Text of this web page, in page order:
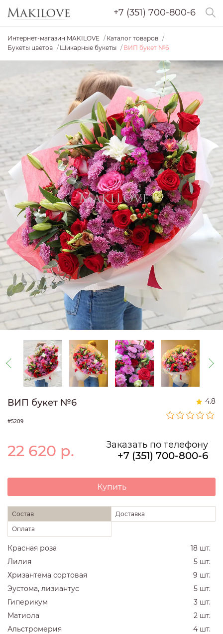
+7 (351) 700-800-6
Интернет-магазин MAKILOVE
Каталог товаров
Букеты цветов
Шикарные букеты ВИП букет №6
ВИП букет №6 4.8
#5209
22 620 р. Заказать по телефону
+7 (351) 700-800-6
Купить
Состав
Доставка
Оплата
Красная роза
18 шт.
Лилия
5 шт.
Хризантема сортовая
9 шт.
Эустома, лизиантус
5 шт.
Гиперикум
3 шт.
Матиола
2 шт.
Альстромерия
4 шт.